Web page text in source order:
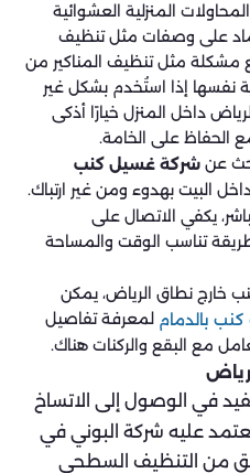
المنزلية العشوائية
على وصفات مثل تنظيف
مشكلة مثل تنظيف المناكير من
نفسها إذا استُخدم بشكل غير
داخل المنزل خيارًا أذكى
الحفاظ على الخامة.
عن شركة غسيل كنب
البيت بهدوء ومن غير ارتباك.
يكفي الاتصال على
تناسب الوقت والمساحة
خارج نطاق الرياض، يمكن
بالدمام لمعرفة تفاصيل
مع البقع والركنات هناك.
في الوصول إلى الاتساخ
عليه شركة البوني في
من التنظيف السطحي